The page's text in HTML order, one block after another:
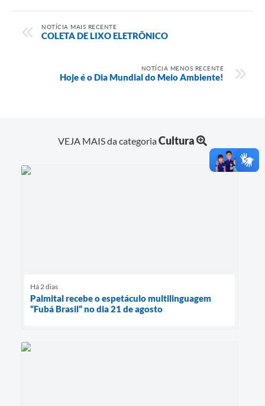
NOTÍCIA MAIS RECENTE
COLETA DE LIXO ELETRÔNICO
NOTÍCIA MENOS RECENTE
Hoje é o Dia Mundial do Meio Ambiente!
VEJA MAIS da categoriaCultura
Há 2 dias
Palmital recebe o espetáculo multilinguagem
“Fubá Brasil” no dia 21 de agosto